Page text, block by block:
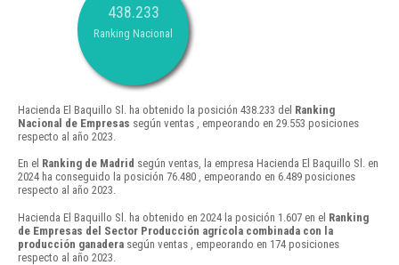
438.233
Ranking Nacional
Hacienda El Baquillo Sl. ha obtenido la posición 438.233 del Ranking
Nacional de Empresas según ventas , empeorando en 29.553 posiciones
respecto al año 2023.
En el Ranking de Madrid según ventas, la empresa Hacienda El Baquillo Sl. en
2024 ha conseguido la posición 76.480 , empeorando en 6.489 posiciones
respecto al año 2023.
Hacienda El Baquillo Sl. ha obtenido en 2024 la posición 1.607 en el Ranking
de Empresas del Sector Producción agrícola combinada con la
producción ganadera según ventas , empeorando en 174 posiciones
respecto al año 2023.